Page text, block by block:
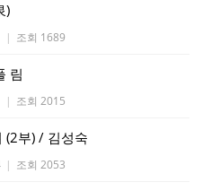
)
| 조회 1689
림
| 조회 2015
(2부) / 김성숙
| 조회 2053